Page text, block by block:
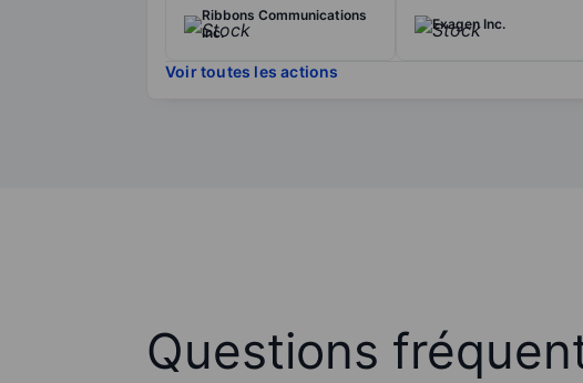
Ribbons Communications
Inc.
Exagen Inc.
Voir toutes les actions
Questions